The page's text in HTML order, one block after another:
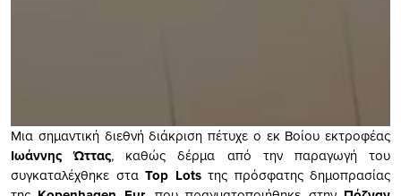
Μια σημαντική διεθνή διάκριση πέτυχε ο εκ Βοίου εκτροφέας
Ιωάννης Ώττας, καθώς δέρμα από την παραγωγή του
συγκαταλέχθηκε στα Top Lotsτης πρόσφατης δημοπρασίας